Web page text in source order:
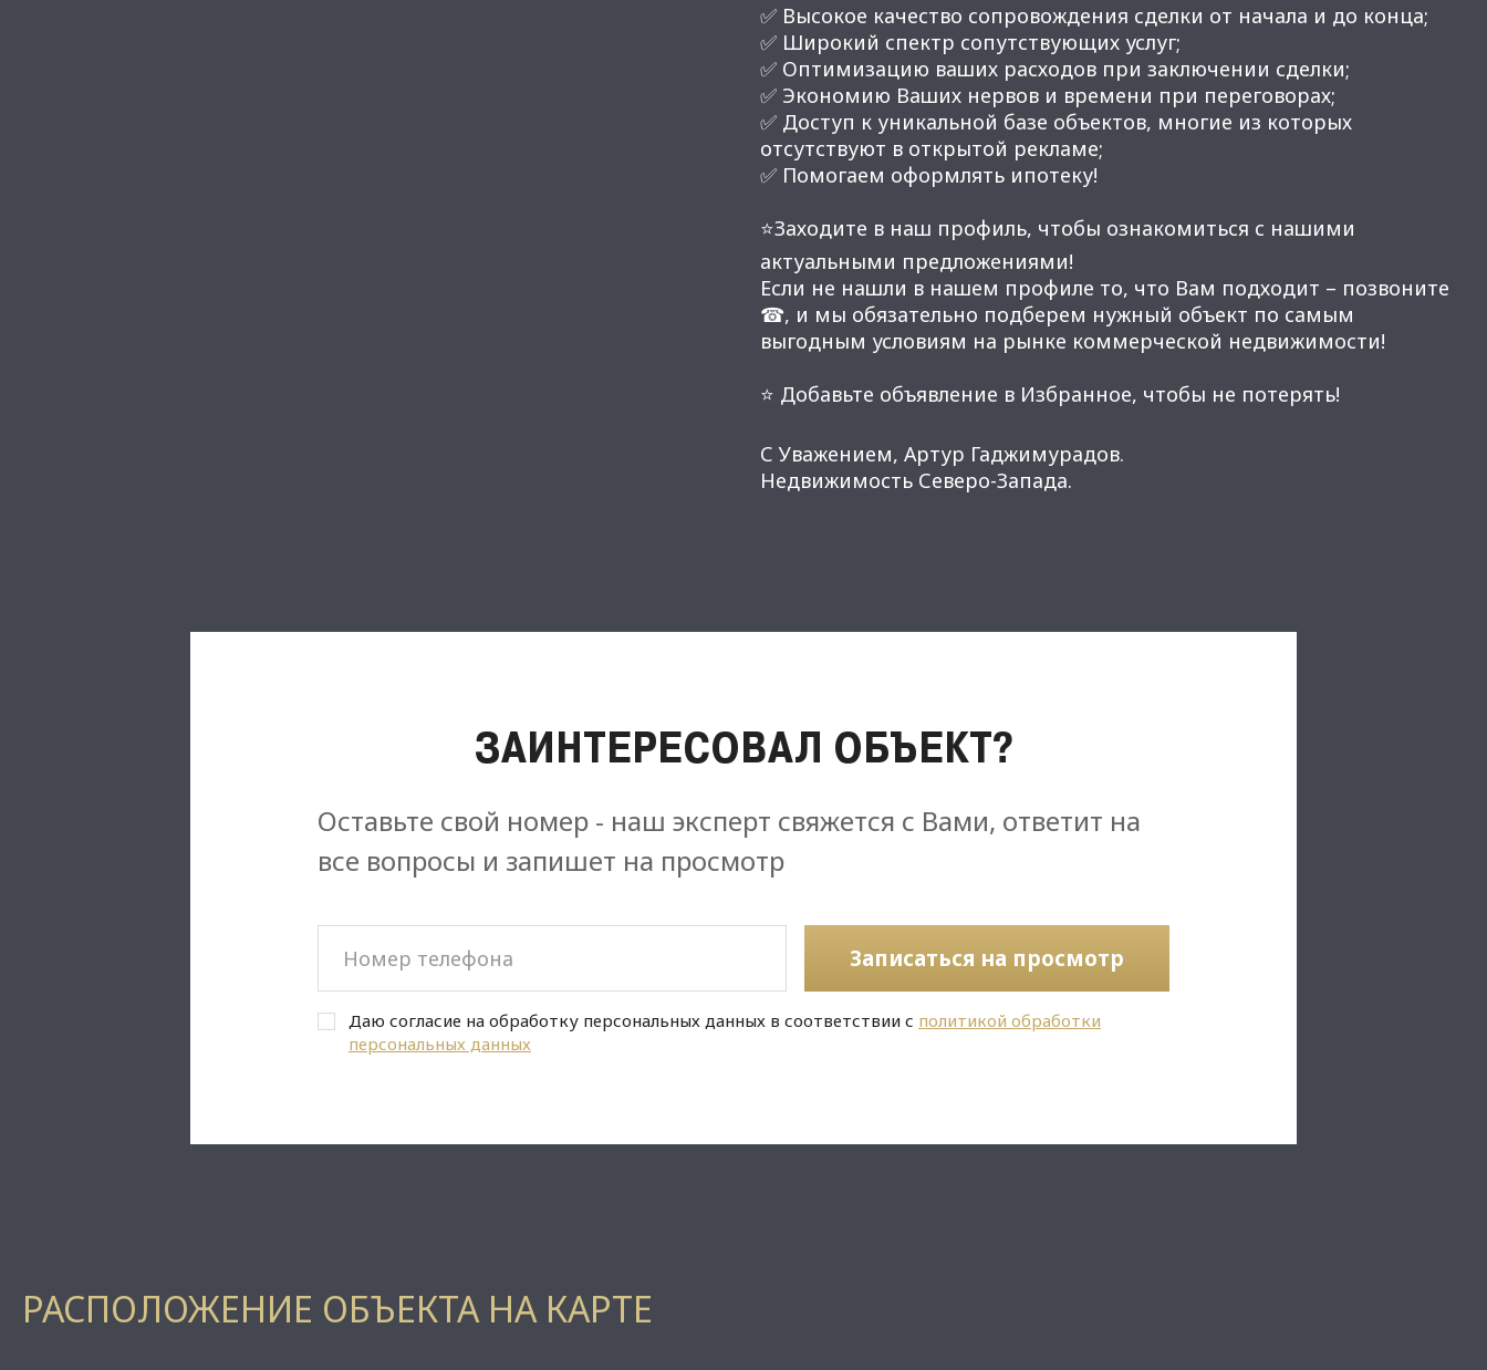
✅ Высокое качество сопровождения сделки от начала и до конца;
✅ Широкий спектр сопутствующих услуг;
✅ Оптимизацию ваших расходов при заключении сделки;
✅ Экономию Ваших нервов и времени при переговорах;
✅ Доступ к уникальной базе объектов, многие из которых
отсутствуют в открытой рекламе;
✅ Помогаем оформлять ипотеку!
⭐Заходите в наш профиль, чтобы ознакомиться с нашими
актуальными предложениями!
Если не нашли в нашем профиле то, что Вам подходит – позвоните
☎, и мы обязательно подберем нужный объект по самым
выгодным условиям на рынке коммерческой недвижимости!
⭐ Добавьте объявление в Избранное, чтобы не потерять!
С Уважением, Артур Гаджимурадов.
Недвижимость Северо-Запада.
ЗАИНТЕРЕСОВАЛ ОБЪЕКТ?
Оставьте свой номер - наш эксперт свяжется с Вами, ответит на
все вопросы и запишет на просмотр
Записаться на просмотр
Даю согласие на обработку персональных данных в соответствии с политикой обработки
персональных данных
РАСПОЛОЖЕНИЕ ОБЪЕКТА НА КАРТЕ